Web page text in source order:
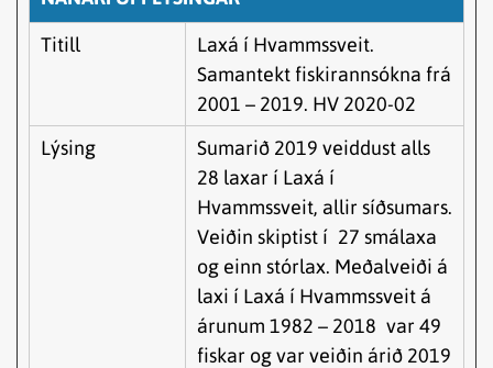
Titill
Laxá í Hvammssveit.
Samantekt fiskirannsókna frá
2001 – 2019. HV 2020-02
Lýsing
Sumarið 2019 veiddust alls
28 laxar í Laxá í
Hvammssveit, allir síðsumars.
Veiðin skiptist í 27 smálaxa
og einn stórlax. Meðalveiði á
laxi í Laxá í Hvammssveit á
árunum 1982 – 2018 var 49
fiskar og var veiðin árið 2019